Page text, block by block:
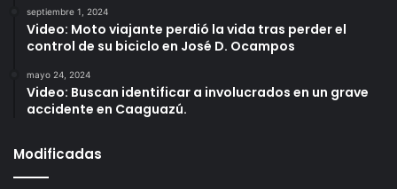
septiembre 1, 2024
Video: Moto viajante perdió la vida tras perder el
control de su biciclo en José D. Ocampos
mayo 24, 2024
Video: Buscan identificar a involucrados en un grave
accidente en Caaguazú.
Modificadas